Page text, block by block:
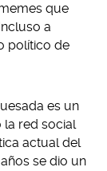
que
a
político de
es un
la red social
actual del
se dio un